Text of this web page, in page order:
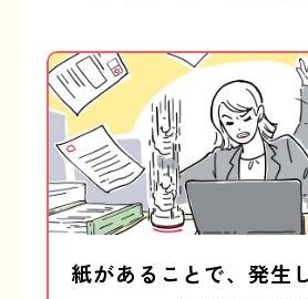
紙があることで、発生